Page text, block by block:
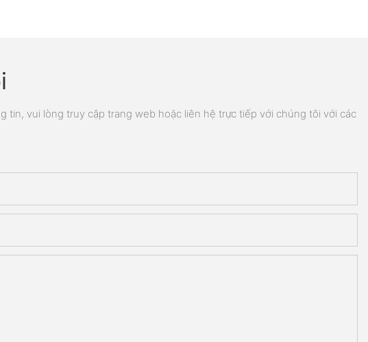
vui lòng truy cập trang web hoặc liên hệ trực tiếp với chúng tôi với các